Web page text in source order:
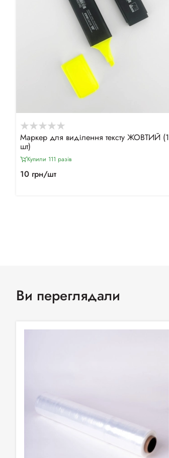
Маркер для виділення тексту ЖОВТИЙ (1
шт)
Купили 111 разiв
10 грн/шт
Ви переглядали